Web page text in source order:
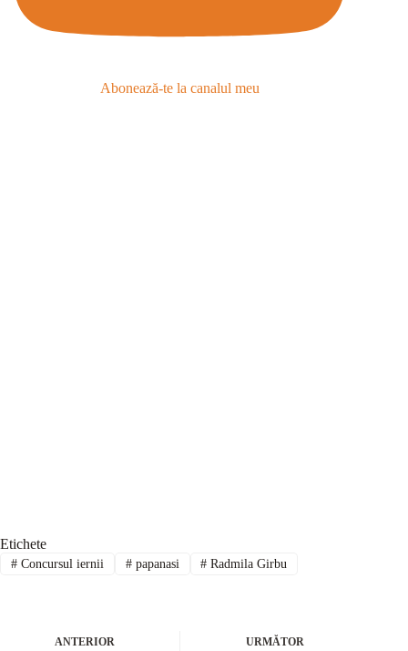
Abonează-te la canalul meu
Etichete
#Concursul iernii #papanasi # Radmila Girbu
ANTERIOR URMĂTOR